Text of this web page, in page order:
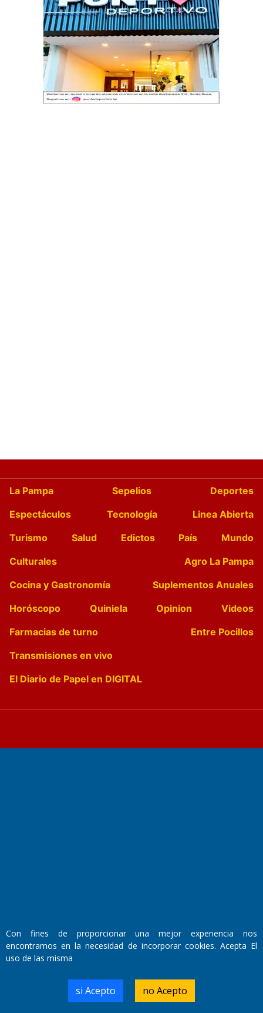
La Pampa Sepelios
Deportes
Espectáculos
Tecnología
Linea Abierta
Turismo
Salud Edictos País
Mundo
Culturales
Agro La Pampa
Cocina y Gastronomía
Suplementos Anuales
Horóscopo
Quiniela Opinion
Videos
Farmacias de turno
Entre Pocillos
Transmisiones en vivo
El Diario de Papel en DIGITAL
Domicilio Legal: José Ingenieros 855,
Santa Rosa, La Pampa.
RL-2019-55551274-APN-DNDA#MJ
Con fines de proporcionar una mejor experiencia nos
encontramos en la necesidad de incorporar cookies. Acepta El
uso de las misma
si Acepto no Acepto